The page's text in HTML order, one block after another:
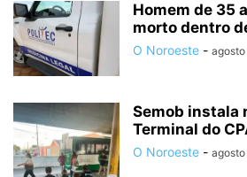
Homem de 35
morto dentro
O Noroeste -
Semob instala
Terminal do
O Noroeste -